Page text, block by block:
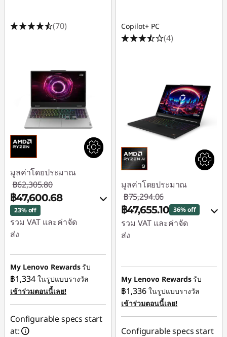
(70)
มูลค่าโดยประมาณ
฿62,305.80
฿47,600.68
23% off
รวม VAT และค่าจัด
ส่ง
ประหยัดทันที :-
฿14,221.20
หรือ
eCoupon :
฿14,705.12
My Lenovo Rewardsรับ
฿1,334 ในรูปแบบรางวัล
เข้าร่วมตอนนี้เลย!
Configurable specs start
at:
Copilot+ PC
(4)
มูลค่าโดยประมาณ
฿75,294.06
฿47,655.10 36% off
รวม VAT และค่าจัด
ส่ง
฿25,304.97
หรือ
การประหยัด
eCoupon :-
฿27,638.96
My Lenovo Rewardsรับ
฿1,336 ในรูปแบบรางวัล
เข้าร่วมตอนนี้เลย!
Configurable specs start